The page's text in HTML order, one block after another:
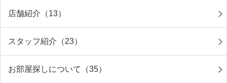
店舗紹介（13）
スタッフ紹介（23）
お部屋探しについて（35）